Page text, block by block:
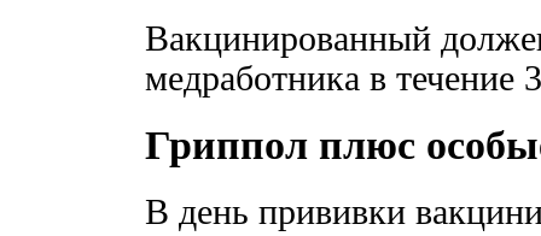
Вакцинированный
медработника в
Гриппол плюс
В день прививки